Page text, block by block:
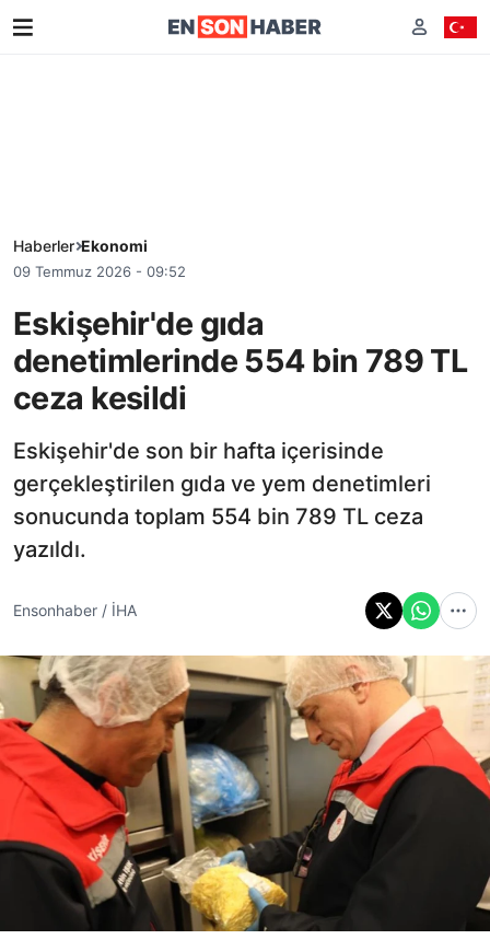
Haberler Ekonomi
09 Temmuz 2026 - 09:52
Eskişehir'de gıda
denetimlerinde 554 bin 789 TL
ceza kesildi
Eskişehir'de son bir hafta içerisinde
gerçekleştirilen gıda ve yem denetimleri
sonucunda toplam 554 bin 789 TL ceza
yazıldı.
Ensonhaber / İHA